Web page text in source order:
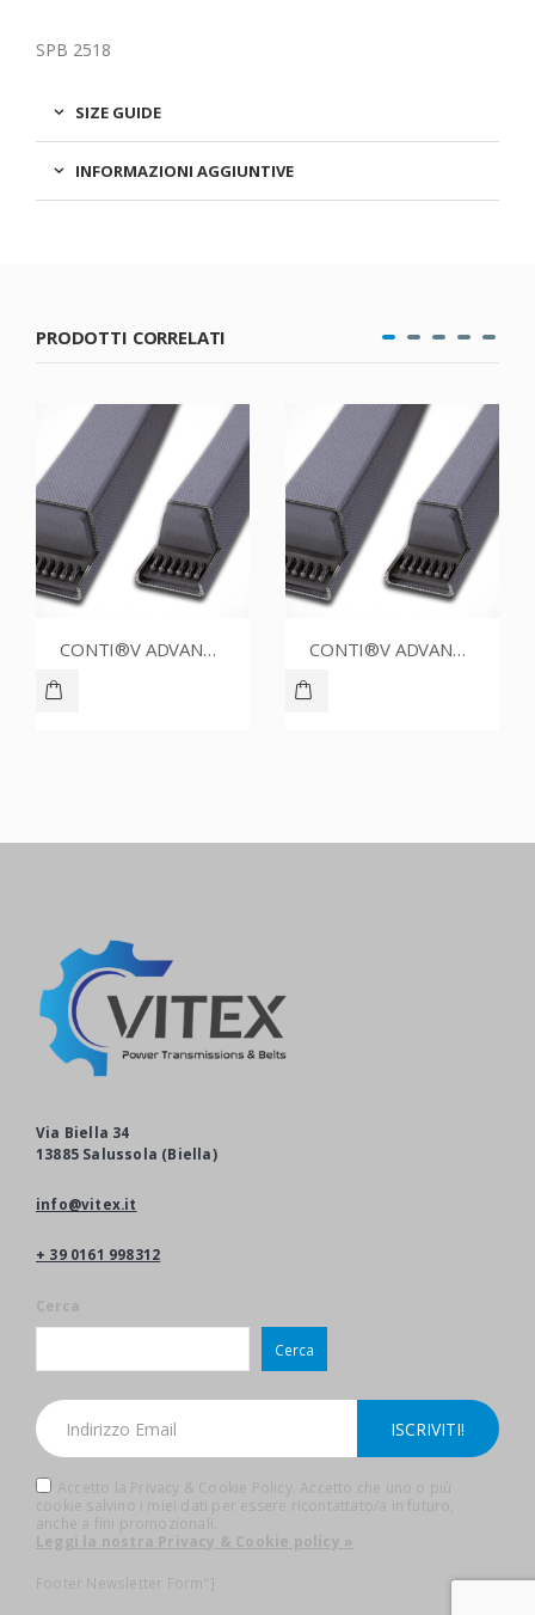
SPB 2518
SIZE GUIDE
INFORMAZIONI AGGIUNTIVE
PRODOTTI CORRELATI
CONTI®V ADVANCE SPZ1362CR CONTI®V ADVANCE SPZ1262CR
Via Biella 34
13885 Salussola (Biella)
info@vitex.it
+ 39 0161 998312
Cerca
Cerca
Accetto la Privacy & Cookie Policy. Accetto che uno o più
cookie salvino i miei dati per essere ricontattato/a in futuro,
anche a fini promozionali.
Leggi la nostra Privacy & Cookie policy »
Footer Newsletter Form"]